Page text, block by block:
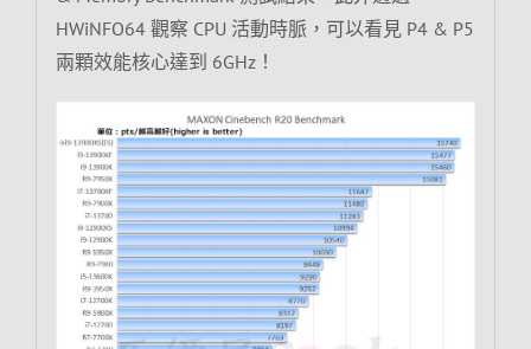
HWiNFO64 觀察 CPU 活動時脈，可以看見 P4 & P5
兩顆效能核心達到 6GHz！